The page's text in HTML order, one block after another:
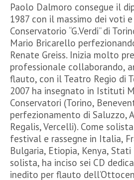
Paolo Dalmoro consegue il
1987 con il massimo dei voti
Conservatorio “G.Verdi” di
Mario Bricarello
Renate Greiss. Inizia molto
professionale collaborando,
flauto, con il Teatro Regio di
2007 ha insegnato in Istituti
Conservatori (Torino,
perfezionamento di Saluzzo,
Regalis, Vercelli). Come
festival e rassegne in Italia,
Bulgaria, Etiopia, Kenya,
solista, ha inciso sei CD
inedito per flauto